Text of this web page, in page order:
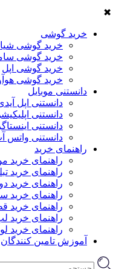
✖
خرید گوشی
خرید گوشی
خرید گوشی
خرید گوشی اپل
خرید گوشی
دانستنی موبایل
دانستنی اپل
دانستنی
دانستنی
دانستنی واتس
راهنمای خرید
راهنمای خرید
راهنمای خرید
راهنمای خرید
راهنمای خرید
راهنمای خرید
راهنمای خرید
راهنمای خرید
آموزش تامین کنندگان